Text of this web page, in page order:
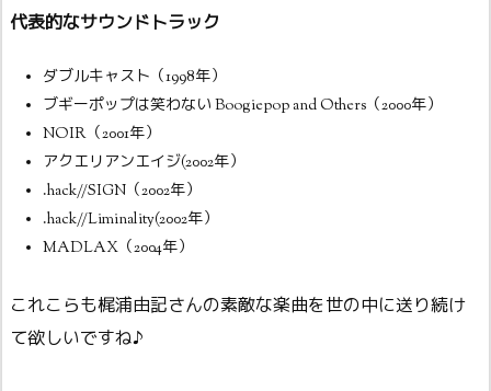
代表的なサウンドトラック
ダブルキャスト（1998年）
ブギーポップは笑わない Boogiepop and Others（2000年）
NOIR（2001年）
アクエリアンエイジ(2002年）
.hack//SIGN（2002年）
.hack//Liminality(2002年）
MADLAX（2004年）
これこらも梶浦由記さんの素敵な楽曲を世の中に送り続け
て欲しいですね♪